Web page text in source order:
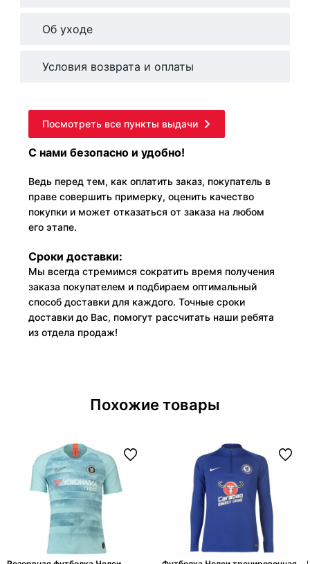
Об уходе
Условия возврата и оплаты
Посмотреть все пункты выдачи
С нами безопасно и удобно!
Ведь перед тем, как оплатить заказ, покупатель в
праве совершить примерку, оценить качество
покупки и может отказаться от заказа на любом
его этапе.
Сроки доставки:
Мы всегда стремимся сократить время получения
заказа покупателем и подбираем оптимальный
способ доставки для каждого. Точные сроки
доставки до Вас, помогут рассчитать наши ребята
из отдела продаж!
Похожие товары